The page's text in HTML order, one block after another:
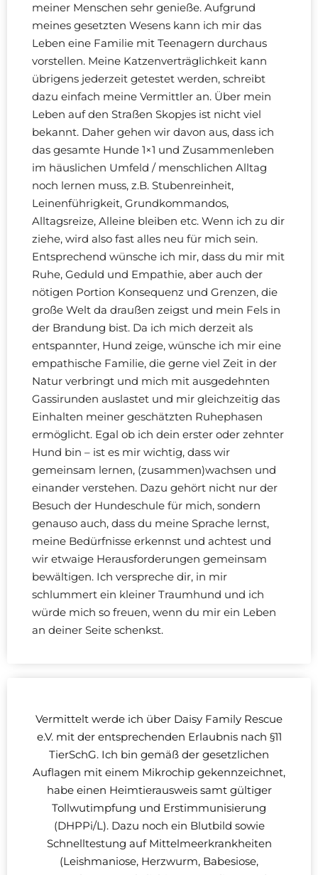
meiner Menschen sehr genieße. Aufgrund
meines gesetzten Wesens kann ich mir das
Leben eine Familie mit Teenagern durchaus
vorstellen. Meine Katzenverträglichkeit kann
übrigens jederzeit getestet werden, schreibt
dazu einfach meine Vermittler an. Über mein
Leben auf den Straßen Skopjes ist nicht viel
bekannt. Daher gehen wir davon aus, dass ich
das gesamte Hunde 1×1 und Zusammenleben
im häuslichen Umfeld / menschlichen Alltag
noch lernen muss, z.B. Stubenreinheit,
Leinenführigkeit, Grundkommandos,
Alltagsreize, Alleine bleiben etc. Wenn ich zu dir
ziehe, wird also fast alles neu für mich sein.
Entsprechend wünsche ich mir, dass du mir mit
Ruhe, Geduld und Empathie, aber auch der
nötigen Portion Konsequenz und Grenzen, die
große Welt da draußen zeigst und mein Fels in
der Brandung bist. Da ich mich derzeit als
entspannter, Hund zeige, wünsche ich mir eine
empathische Familie, die gerne viel Zeit in der
Natur verbringt und mich mit ausgedehnten
Gassirunden auslastet und mir gleichzeitig das
Einhalten meiner geschätzten Ruhephasen
ermöglicht. Egal ob ich dein erster oder zehnter
Hund bin – ist es mir wichtig, dass wir
gemeinsam lernen, (zusammen)wachsen und
einander verstehen. Dazu gehört nicht nur der
Besuch der Hundeschule für mich, sondern
genauso auch, dass du meine Sprache lernst,
meine Bedürfnisse erkennst und achtest und
wir etwaige Herausforderungen gemeinsam
bewältigen. Ich verspreche dir, in mir
schlummert ein kleiner Traumhund und ich
würde mich so freuen, wenn du mir ein Leben
an deiner Seite schenkst.
Vermittelt werde ich über Daisy Family Rescue
e.V. mit der entsprechenden Erlaubnis nach §11
TierSchG. Ich bin gemäß der gesetzlichen
Auflagen mit einem Mikrochip gekennzeichnet,
habe einen Heimtierausweis samt gültiger
Tollwutimpfung und Erstimmunisierung
(DHPPi/L). Dazu noch ein Blutbild sowie
Schnelltestung auf Mittelmeerkrankheiten
(Leishmaniose, Herzwurm, Babesiose,